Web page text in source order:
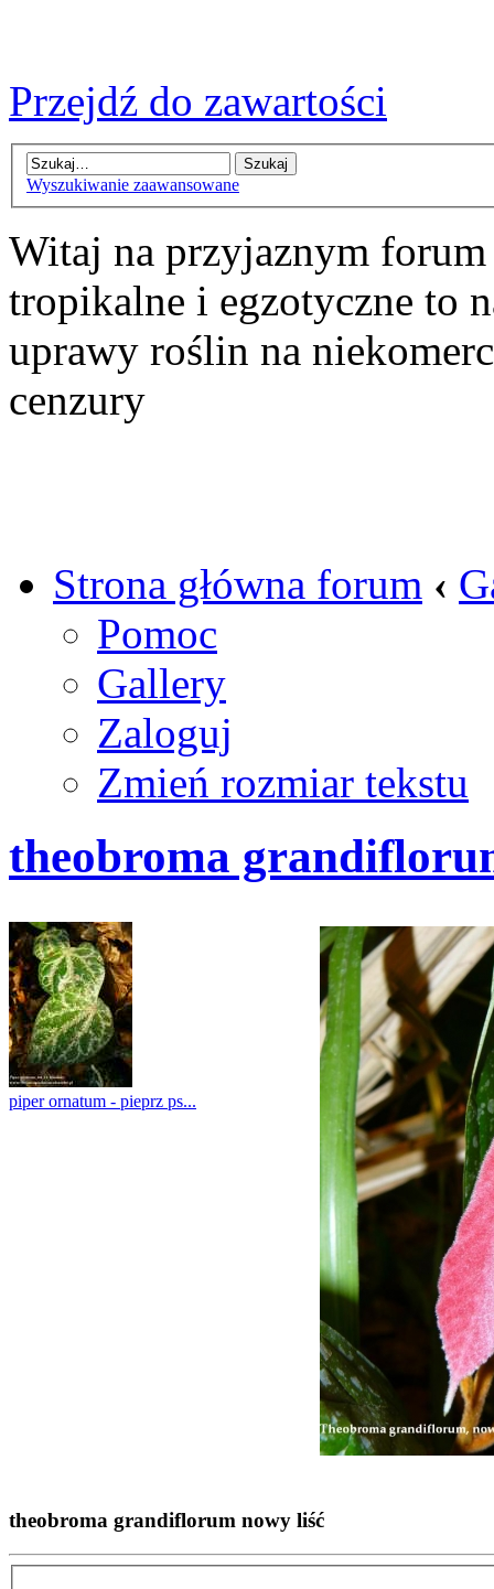
Przejdź do zawartości
Wyszukiwanie zaawansowane
Witaj na przyjaznym
tropikalne i egzotyczne to
uprawy roślin na
cenzury
Strona główna forum ‹
Pomoc
Gallery
Zaloguj
Zmień rozmiar tekstu
theobroma
piper ornatum - pieprz ps...
theobroma grandiflorum nowy liść